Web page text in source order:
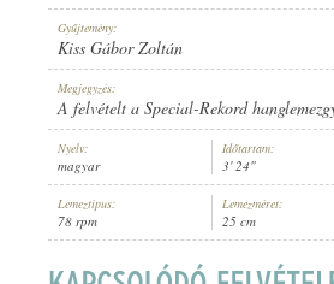
MŰFAJ: KUPLÉ
1912 KÖRÜL
Gyűjtemény:
Kiss Gábor Zoltán
Megjegyzés:
A felvételt a Special-Rekord
Nyelv:
magyar
Időtartam:
3' 24"
Lemeztípus:
78 rpm
Lemezméret:
25 cm